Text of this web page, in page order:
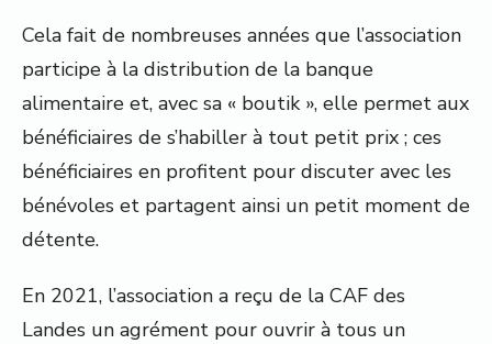
Cela fait de nombreuses années que l’association
participe à la distribution de la banque
alimentaire et, avec sa « boutik », elle permet aux
bénéficiaires de s’habiller à tout petit prix ; ces
bénéficiaires en profitent pour discuter avec les
bénévoles et partagent ainsi un petit moment de
détente.
En 2021, l’association a reçu de la CAF des
Landes un agrément pour ouvrir à tous un